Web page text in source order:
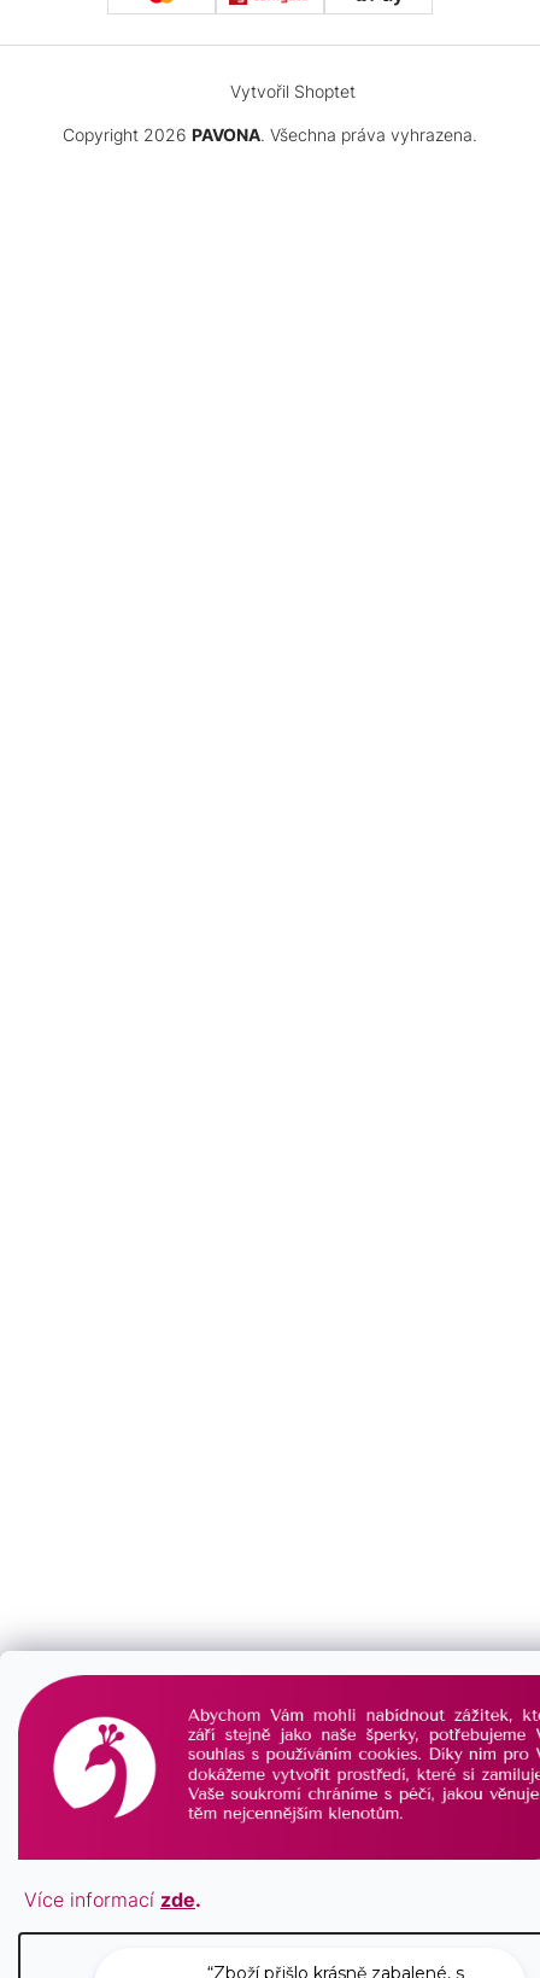
Více informací zde.
Nastavení
Vytvořil Shoptet
Copyright 2026 PAVONA. Všechna práva vyhrazena.
“Zboží přišlo krásně zabalené, s